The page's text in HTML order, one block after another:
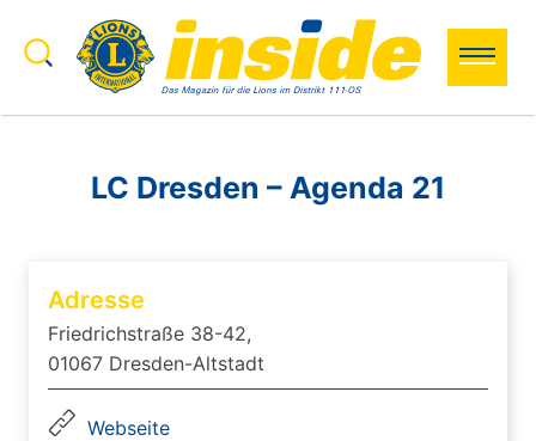
Zum Inhalt springen
Search to:
Search
LC Dresden – Agenda 21
Adresse
Friedrichstraße 38-42,
01067 Dresden-Altstadt
Webseite